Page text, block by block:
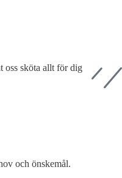
oss sköta allt för dig
och önskemål.